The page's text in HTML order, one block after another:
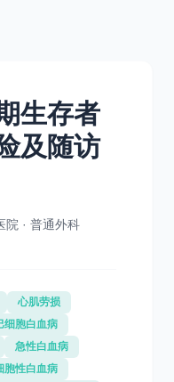
生存者
及随访
院 · 普通外科
心肌劳损
细胞白血病
急性白血病
胞性白血病